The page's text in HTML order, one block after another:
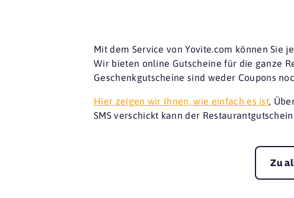
Mit dem Service von Yovite.com können Sie
Wir bieten online Gutscheine für die ganze
Geschenkgutscheine sind weder Coupons
Hier zeigen wir Ihnen, wie einfach es ist,
SMS verschickt kann der
Zu